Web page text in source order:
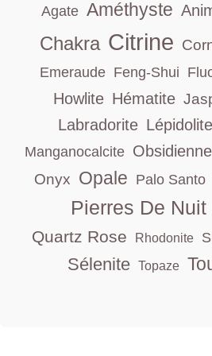
Agate Améthyste
Chakra Citrine
Emeraude Feng-Shui
Howlite Hématite
Labradorite Lépidolite
Manganocalcite Obsidienne
Onyx Opale Palo Santo
Pierres De Nuit
Quartz Rose Rhodonite
Sélenite Topaze